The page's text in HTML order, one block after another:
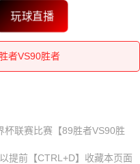
玩球直播
者VS90胜者
者VS90胜者
者VS90胜者
者VS90胜者
联赛比赛【89胜者VS90胜
提前【CTRL+D】收藏本页面